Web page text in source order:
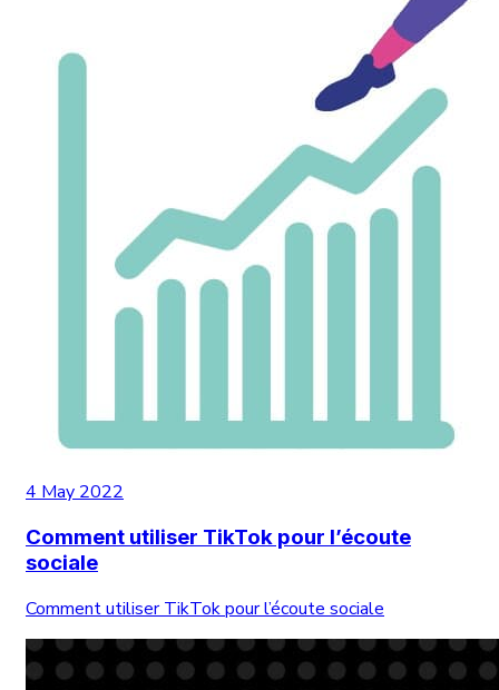
4 May 2022
Comment utiliser TikTok pour l’écoute
sociale
Comment utiliser TikTok pour l’écoute sociale